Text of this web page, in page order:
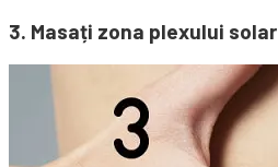
3. Masați zona plexului solar